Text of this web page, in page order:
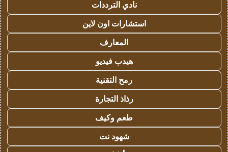
نادي الترددات
استشارات اون لاين
المعارف
هيدب فيديو
رمح التقنية
رذاذ التجارة
طعم وكيف
شهود نت